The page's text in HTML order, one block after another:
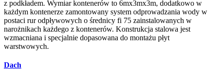
z podkładem. Wymiar kontenerów to 6mx3mx3m, dodatkowo w
każdym kontenerze zamontowany system odprowadzania wody w
postaci rur odpływowych o średnicy fi 75 zainstalowanych w
narożnikach każdego z kontenerów. Konstrukcja stalowa jest
wzmacniana i specjalnie dopasowana do montażu płyt
warstwowych.
Dach